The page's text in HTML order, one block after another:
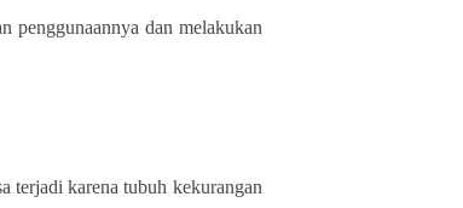
penggunaannya dan melakukan
terjadi karena tubuh kekurangan